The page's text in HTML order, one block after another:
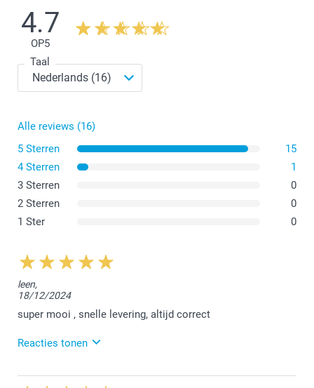
4.7
OP5
Taal
Alle reviews (16)
5 Sterren
15
4 Sterren
1
3 Sterren
0
2 Sterren
0
1 Ster
0
leen,
18/12/2024
super mooi , snelle levering, altijd correct
Reacties tonen
26/12/2024